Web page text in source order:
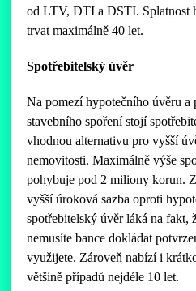
od LTV, DTI a DSTI. Splatnost
trvat maximálně 40 let.
Spotřebitelský úvěr
Na pomezí hypotečního úvěru a
stavebního spoření stojí
vhodnou alternativu pro vyšší
nemovitosti. Maximálně výše
pohybuje pod 2 miliony korun.
vyšší úroková sazba oproti
spotřebitelský úvěr láká na fakt,
nemusíte bance dokládat
využijete. Zároveň nabízí i
většině případů nejdéle 10 let.